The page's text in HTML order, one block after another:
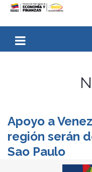
Apoyo a
región serán
Sao Paulo